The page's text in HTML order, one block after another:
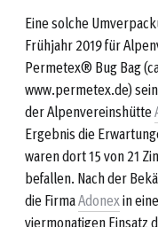
Eine solche
Frühjahr 2019 für
Permetex® Bug Bag
www.permetex.de)
der Alpenvereinshütte
Ergebnis die
waren dort 15 von 21
befallen. Nach der
die FirmaAdonexin
viermonatigen Einsatz